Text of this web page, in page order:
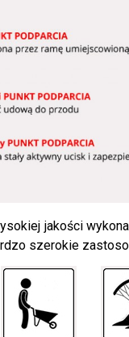
jakości
szerokie